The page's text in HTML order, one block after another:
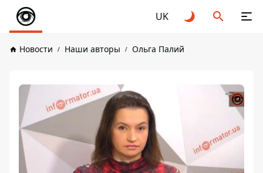
UK
Новости Наши авторы Ольга Палий